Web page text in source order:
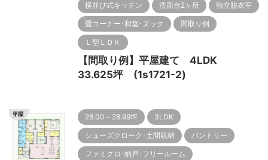
横並び式キッチン 洗面台2ヶ所 独立脱衣室
畳コーナー･和室･ヌック 間取り例
Ｌ型ＬＤＫ
【間取り例】平屋建て 4LDK
33.625坪 (1s1721-2)
28.00～28.99坪 3LDK
シューズクローク･土間収納 パントリー
ファミクロ･納戸･フリールーム